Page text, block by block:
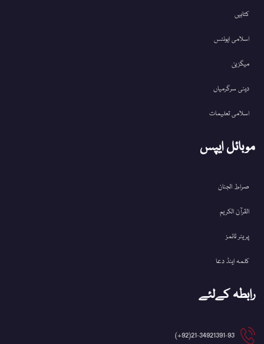
کتابیں
اسلامی ایونٹس
میگزین
دینی سرگرمیاں
اسلامی تعلیمات
موبائل ایپس
صراط الجنان
القرآن الکریم
پریئر ٹائمز
کلمہ اینڈ دعا
رابطہ کےلئے
21-34921391-93(92+)